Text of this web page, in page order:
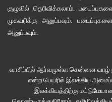
இருந்தது.
“சரி, என்னதான் நடக்கிறது இங்கே,
ஒரு காகிதத்தை சட்டைப்
ஒரு ஓவியம் இருந்தது. ஒரு
இருந்தது. மிகவும் இலகுவாக ஒரு
குழுவில் தெரிவிக்கலாம்.
முகவரிக்கு அனுப்பவும்.
அனுப்பவும்.
வாசிப்பில் ஆர்வமுள்ள சென்னை
என்ற பெயரில் இலக்கிய
இலக்கியத்திற்கு